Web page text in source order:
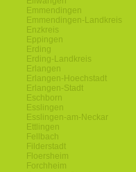
Emmendingen
Emmendingen-Landkreis
Enzkreis
Eppingen
Erding
Erding-Landkreis
Erlangen
Erlangen-Hoechstadt
Erlangen-Stadt
Eschborn
Esslingen
Esslingen-am-Neckar
Ettlingen
Fellbach
Filderstadt
Floersheim
Forchheim